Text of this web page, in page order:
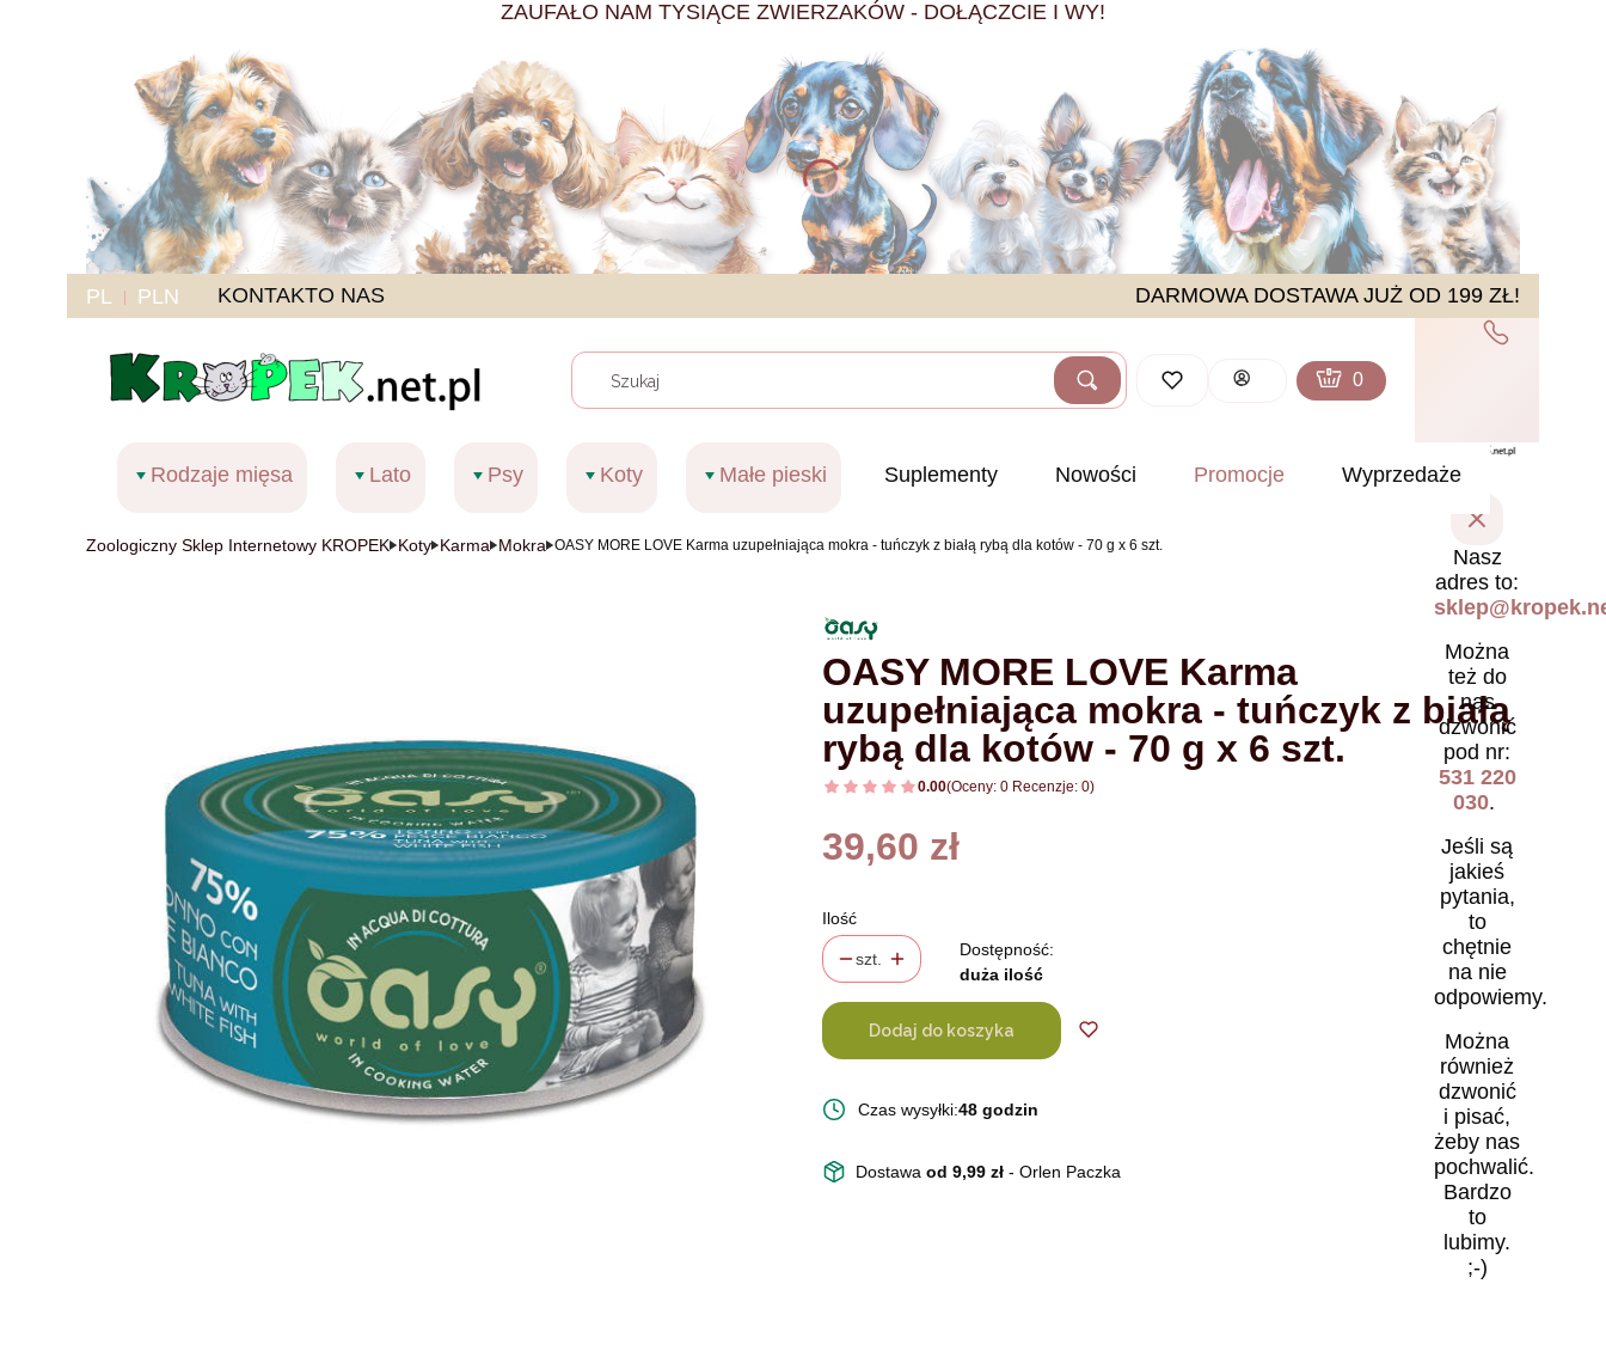
ZAUFAŁO NAM TYSIĄCE ZWIERZAKÓW - DOŁĄCZCIE I WY!
PL PLN KONTAKTO NAS DARMOWA DOSTAWA JUŻ OD 199 ZŁ!
WyczyśćSzukaj Zaloguj się
Produkty w koszyku: 0. Zobacz
Koszyk
Nasz
adres to:
Można
też do
nas
dzwonić
pod nr:
531 220
030.
Jeśli są
jakieś
pytania,
to
chętnie
na nie
odpowiemy.
Można
również
dzwonić
i pisać,
żeby nas
pochwalić.
Bardzo
to
lubimy.
;-)
Rodzaje mięsa Lato Psy Koty Małe pieski Suplementy Nowości Promocje Wyprzedaże
Zoologiczny Sklep Internetowy KROPEK Koty Karma Mokra OASY MORE LOVE Karma uzupełniająca mokra - tuńczyk z białą rybą dla kotów - 70 g x 6 szt.
OASY MORE LOVE Karma
uzupełniająca mokra - tuńczyk z białą
rybą dla kotów - 70 g x 6 szt.
0.00(Oceny: 0 Recenzje: 0)
Cena
39,60 zł
Ilość
szt.
Dostępność:
duża ilość
Dodaj do koszyka
Czas wysyłki:48 godzin
Dostawa od 9,99 zł - Orlen Paczka